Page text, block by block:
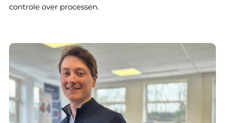
controle over processen.